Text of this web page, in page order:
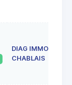
DIAG IMMO
CHABLAIS